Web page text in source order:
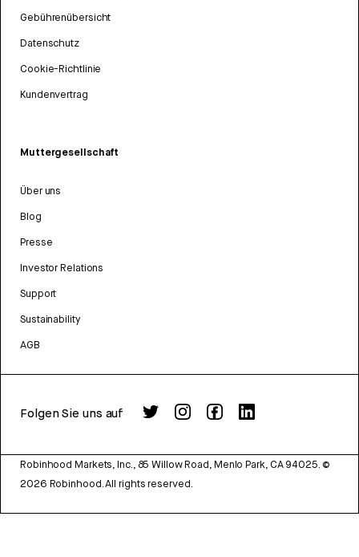
Gebührenübersicht
Datenschutz
Cookie-Richtlinie
Kundenvertrag
Muttergesellschaft
Über uns
Blog
Presse
Investor Relations
Support
Sustainability
AGB
Folgen Sie uns auf
Robinhood Markets, Inc., 85 Willow Road, Menlo Park, CA 94025. ©
2026 Robinhood. All rights reserved.